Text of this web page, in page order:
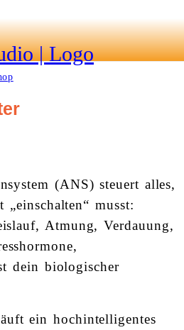
– Workshop
(ANS) steuert alles,
musst:
Atmung, Verdauung,
dein biologischer
ein hochintelligentes